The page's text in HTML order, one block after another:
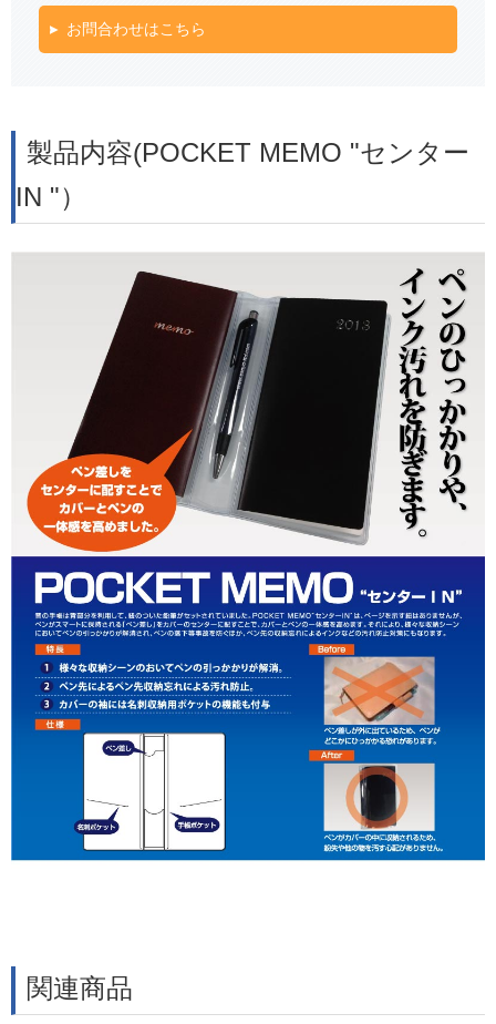
お問合わせはこちら
製品内容(POCKET MEMO "センター
IN "）
関連商品